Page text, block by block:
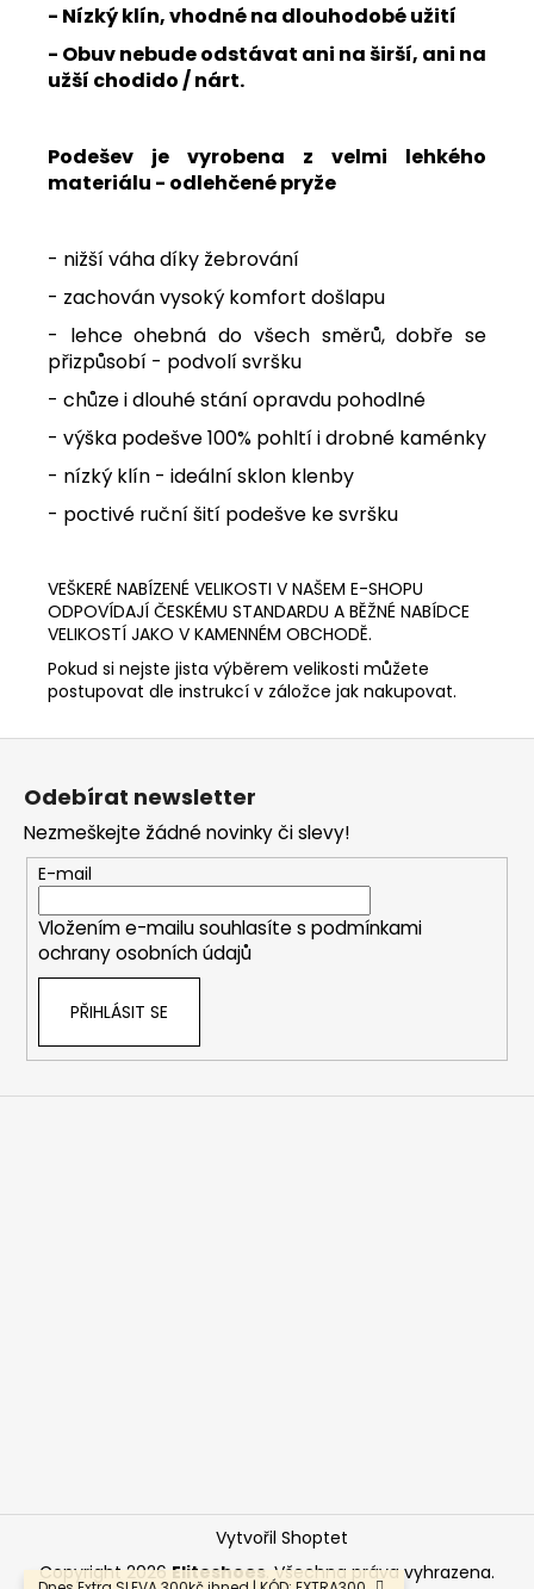
- Nízký klín, vhodné na dlouhodobé užití
- Obuv nebude odstávat ani na širší, ani na
užší chodido / nárt.
Podešev je vyrobena z velmi lehkého
materiálu - odlehčené pryže
- nižší váha díky žebrování
- zachován vysoký komfort došlapu
- lehce ohebná do všech směrů, dobře se
přizpůsobí - podvolí svršku
- chůze i dlouhé stání opravdu pohodlné
- výška podešve 100% pohltí i drobné kaménky
- nízký klín - ideální sklon klenby
- poctivé ruční šití podešve ke svršku
VEŠKERÉ NABÍZENÉ VELIKOSTI V NAŠEM E-SHOPU
ODPOVÍDAJÍ ČESKÉMU STANDARDU A BĚŽNÉ NABÍDCE
VELIKOSTÍ JAKO V KAMENNÉM OBCHODĚ.
Pokud si nejste jista výběrem velikosti můžete
postupovat dle instrukcí v záložce jak nakupovat.
Z
Odebírat newsletter
Nezmeškejte žádné novinky či slevy!
E-mail
Vložením e-mailu souhlasíte s podmínkami
ochrany osobních údajů
PŘIHLÁSIT SE
Vytvořil Shoptet
Copyright 2026Eliteshoes. Všechna práva vyhrazena.